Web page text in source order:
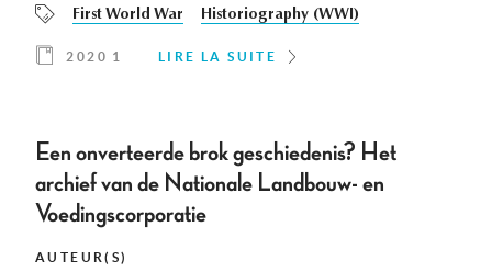
First World War Historiography (WWI)
2020 1 LIRE LA SUITE
Een onverteerde brok geschiedenis? Het
archief van de Nationale Landbouw- en
Voedingscorporatie
AUTEUR(S)